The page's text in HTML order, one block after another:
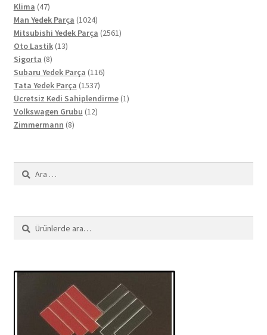
Klima 4747
ürün
Man Yedek Parça 10241024
ürün
Mitsubishi Yedek Parça 25612561
Oto Lastik 1313
Sigorta 88
ürün
Subaru Yedek Parça 116116
Tata Yedek Parça 15371537
ürün
Ücretsiz Kedi Sahiplendirme 11
Volkswagen Grubu 1212
Zimmermann 88
Arama:
Ara:
Ara